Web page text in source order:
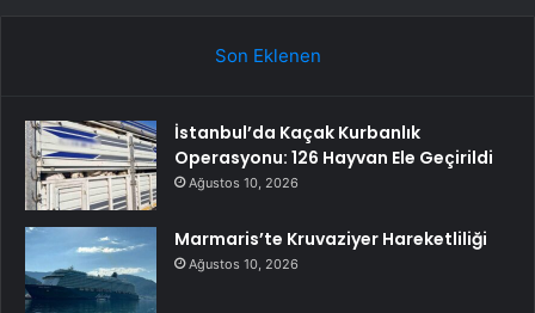
Son Eklenen
İstanbul’da Kaçak Kurbanlık
Operasyonu: 126 Hayvan Ele Geçirildi
Ağustos 10, 2026
Marmaris’te Kruvaziyer Hareketliliği
Ağustos 10, 2026